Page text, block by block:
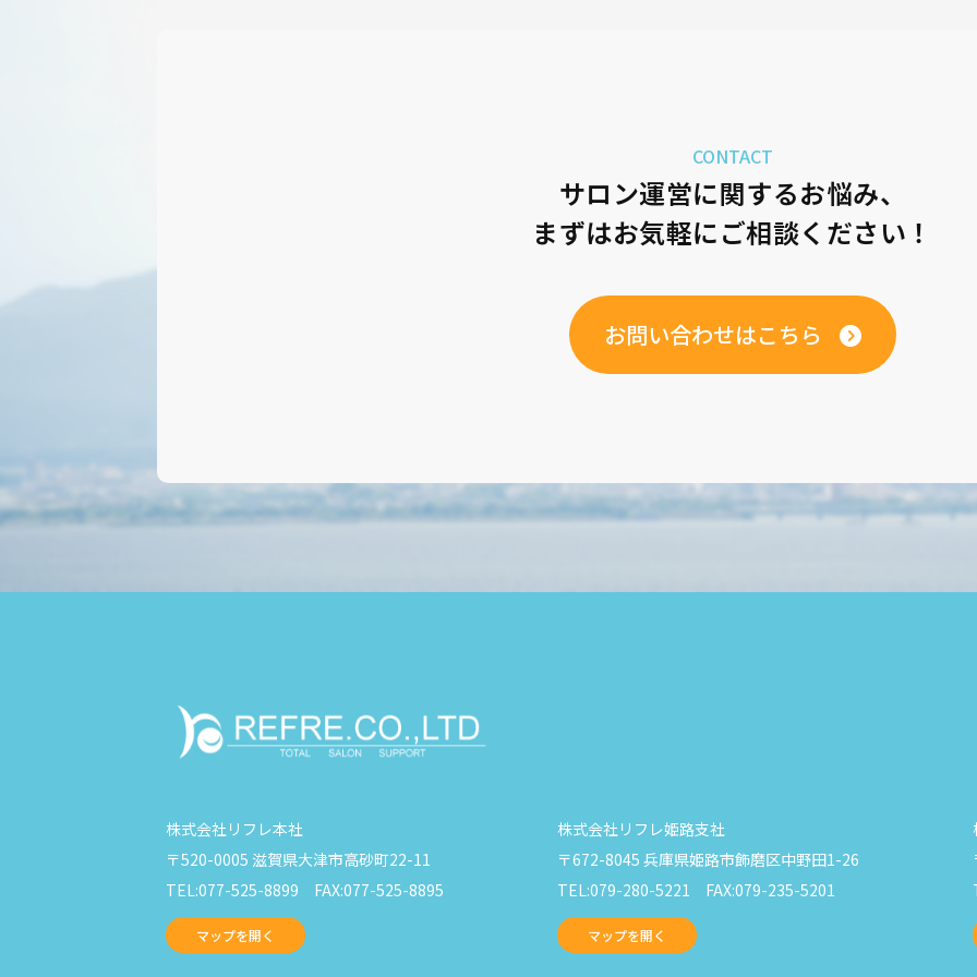
CONTACT
サロン運営に関するお悩み、
まずはお気軽にご相談ください！
お問い合わせはこちら
株式会社リフレ本社
〒520-0005 滋賀県大津市高砂町22-11
TEL:077-525-8899 FAX:077-525-8895
マップを開く
株式会社リフレ姫路支社
〒672-8045 兵庫県姫路市飾磨区中野田1-26
TEL:079-280-5221 FAX:079-235-5201
マップを開く